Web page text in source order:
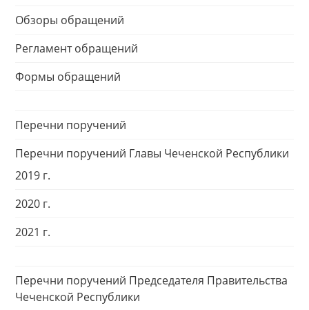
Обзоры обращений
Регламент обращений
Формы обращений
Перечни поручений
Перечни поручений Главы Чеченской Республики
2019 г.
2020 г.
2021 г.
Перечни поручений Председателя Правительства
Чеченской Республики